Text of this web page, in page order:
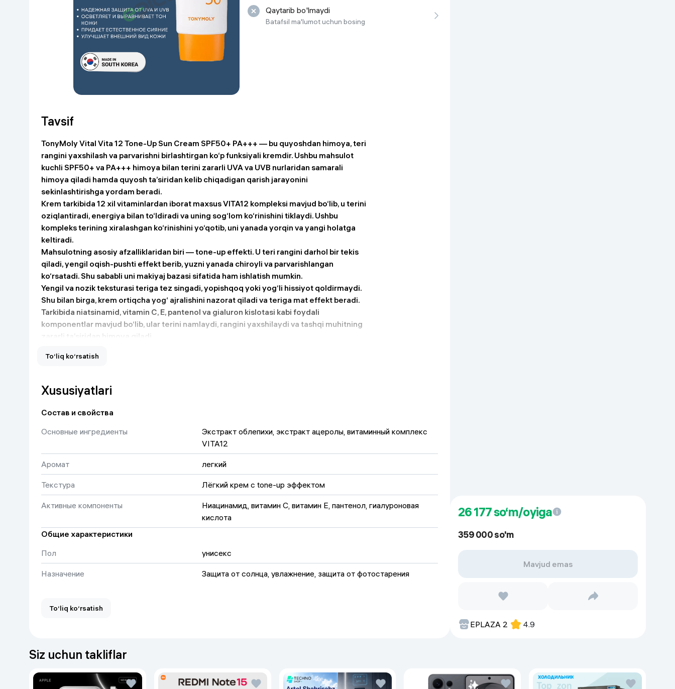
Aqlli uy
O'yin uchun texnika
Qurilish va ta'mirlash
Zargarlik mahsulotlari
Uy uchun tovarlar
Uy va bog‘
Kanselyariya
Maishiy kimyo
Kitoblar
Virtual haqiqat ko'zoynaklariQaytarib bo'lmaydi
Batafsil ma'lumot uchun bosing
Tavsif
TonyMoly Vital Vita 12 Tone-Up Sun Cream SPF50+ PA+++ — bu quyoshdan himoya, teri
rangini yaxshilash va parvarishni birlashtirgan ko‘p funksiyali kremdir. Ushbu mahsulot
kuchli SPF50+ va PA+++ himoya bilan terini zararli UVA va UVB nurlaridan samarali
himoya qiladi hamda quyosh ta’siridan kelib chiqadigan qarish jarayonini
sekinlashtirishga yordam beradi.
Krem tarkibida 12 xil vitaminlardan iborat maxsus VITA12 kompleksi mavjud bo‘lib, u terini
oziqlantiradi, energiya bilan to‘ldiradi va uning sog‘lom ko‘rinishini tiklaydi. Ushbu
kompleks terining xiralashgan ko‘rinishini yo‘qotib, uni yanada yorqin va yangi holatga
keltiradi.
Mahsulotning asosiy afzalliklaridan biri — tone-up effekti. U teri rangini darhol bir tekis
qiladi, yengil oqish-pushti effekt berib, yuzni yanada chiroyli va parvarishlangan
ko‘rsatadi. Shu sababli uni makiyaj bazasi sifatida ham ishlatish mumkin.
Yengil va nozik teksturasi teriga tez singadi, yopishqoq yoki yog‘li hissiyot qoldirmaydi.
Shu bilan birga, krem ortiqcha yog‘ ajralishini nazorat qiladi va teriga mat effekt beradi.
Tarkibida niatsinamid, vitamin C, E, pantenol va gialuron kislotasi kabi foydali
komponentlar mavjud bo‘lib, ular terini namlaydi, rangini yaxshilaydi va tashqi muhitning
zararli ta’siridan himoya qiladi.
mavjud bo‘lgan teri uchun tavsiya etiladi. Muntazam foydalanilganda teri yanada silliq,
To‘liq ko‘rsatish
Xususiyatlari
Состав и свойства
Основные ингредиенты
Экстракт облепихи, экстракт ацеролы, витаминный комплекс
VITA12
Аромат легкий
Текстура Лёгкий крем с tone-up эффектом
Активные компоненты
Ниацинамид, витамин C, витамин E, пантенол, гиалуроновая
кислота
Общие характеристики
Пол
унисекс
Назначение Защита от солнца, увлажнение, защита от фотостарения
Тип кожи
To‘liq ko‘rsatish
26 177so‘m/oyiga
359 000 so'm
Mavjud emas
EPLAZA 2 4.9
Siz uchun takliflar